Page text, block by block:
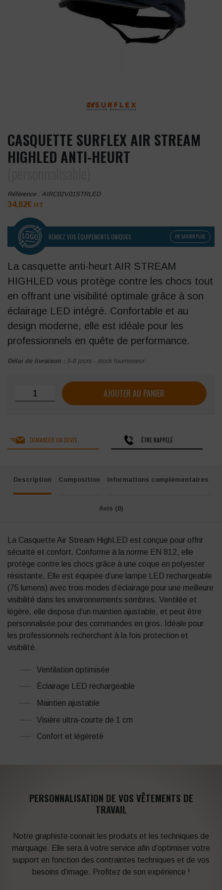
CASQUETTE SURFLEX AIR STREAM
HIGHLED ANTI-HEURT
Référence : AIRC02V01STRLED
34,82€ HT
RENDEZ VOS ÉQUIPEMENTS UNIQUES EN SAVOIR PLUS
La casquette anti-heurt AIR STREAM
HIGHLED vous protège contre les chocs tout
en offrant une visibilité optimale grâce à son
éclairage LED intégré. Confortable et au
design moderne, elle est idéale pour les
professionnels en quête de performance.
Délai de livraison : 5-8 jours - stock fournisseur
quantité de Casquette Surflex Air Stream HighLed anti-
AJOUTER AU PANIER
DEMANDER UN DEVIS ÊTRE RAPPELÉ
Description Composition Informations complémentaires
Avis (0)
La Casquette Air Stream HighLED est conçue pour offrir
sécurité et confort. Conforme à la norme EN 812, elle
protège contre les chocs grâce à une coque en polyester
résistante. Elle est équipée d’une lampe LED rechargeable
(75 lumens) avec trois modes d’éclairage pour une meilleure
visibilité dans les environnements sombres. Ventilée et
légère, elle dispose d’un maintien ajustable, et peut être
personnalisée pour des commandes en gros. Idéale pour
les professionnels recherchant à la fois protection et
visibilité.
Ventilation optimisée
Éclairage LED rechargeable
Maintien ajustable
Visière ultra-courte de 1 cm
Confort et légèreté
PERSONNALISATION DE VOS VÊTEMENTS DE
TRAVAIL
Notre graphiste connait les produits et les techniques de
marquage. Elle sera à votre service afin d’optimiser votre
support en fonction des contraintes techniques et de vos
besoins d’image. Profitez de son expérience !